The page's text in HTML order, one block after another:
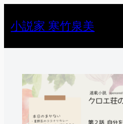
ス
小説家 寒竹泉美